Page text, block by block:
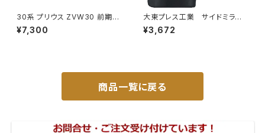
30系 プリウス ZVW30 前期
純正 タイプ フォグランプ ユニッ
ト バルブ 配線 スイッチ H11 左
¥7,300
大東プレス工業 サイドミラー/
バックミラーダイハツ ハイゼッ
トカーゴ 左 06年～ DI-64
¥3,672
商品一覧に戻る